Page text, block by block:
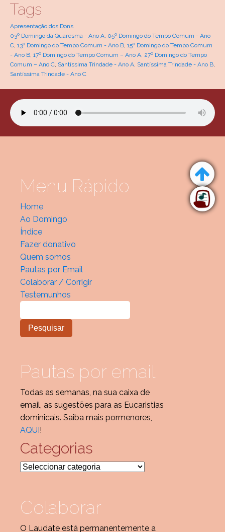
Tags
Apresentação dos Dons
03º Domingo da Quaresma - Ano A, 05º Domingo do Tempo Comum - Ano
C, 13º Domingo do Tempo Comum - Ano B, 15º Domingo do Tempo Comum
- Ano B, 17º Domingo do Tempo Comum – Ano A, 27º Domingo do Tempo
Comum – Ano C, Santíssima Trindade - Ano A, Santíssima Trindade - Ano B,
Santíssima Trindade - Ano C
Menu Rápido
Home
Ao Domingo
Índice
Fazer donativo
Quem somos
Pautas por Email
Colaborar / Corrigir
Testemunhos
Pautas por email
Todas as semanas, na sua caixa de
email, as sugestões para as Eucaristias
dominicais. Saiba mais pormenores,
AQUI !
Categorias
Categorias
Colaborar
O Laudate está permanentemente a